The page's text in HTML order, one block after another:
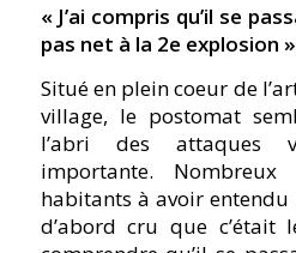
« J’ai compris qu’il se
pas net à la 2e explosion »
Situé en plein coeur de
village, le postomat
l’abri des attaques
importante.
habitants à avoir entendu
d’abord cru que c’était